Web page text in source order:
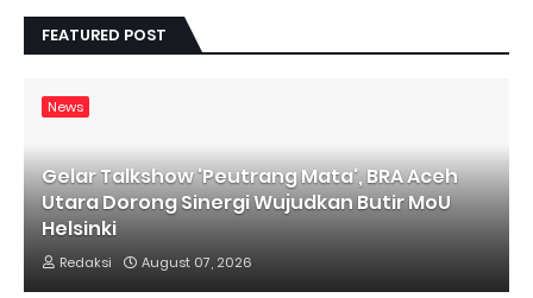
FEATURED POST
News
Gelar Talkshow 'Peutrang Mata', BRA Aceh
Utara Dorong Sinergi Wujudkan Butir MoU
Helsinki
Redaksi August 07, 2026